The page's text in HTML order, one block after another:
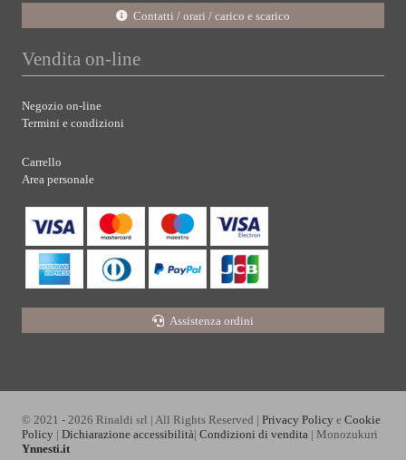
Contatti / orari / carico e scarico
Vendita on-line
Negozio on-line
Termini e condizioni
Carrello
Area personale
Assistenza ordini
© 2021 - 2026 Rinaldi srl | All Rights Reserved | Privacy Policy e Cookie
Policy
Dichiarazione accessibilità Condizioni di vendita | Monozukuri
Ynnesti.it